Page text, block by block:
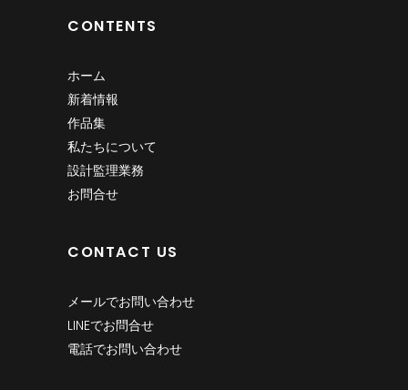
CONTENTS
ホーム
新着情報
作品集
私たちについて
設計監理業務
お問合せ
CONTACT US
メールでお問い合わせ
LINEでお問合せ
電話でお問い合わせ